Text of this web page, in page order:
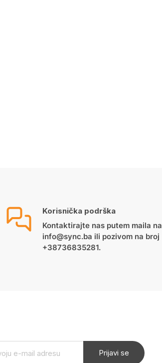
Korisnička podrška
Kontaktirajte nas putem maila na
info@sync.ba ili pozivom na broj
+38736835281.
Prijavi se